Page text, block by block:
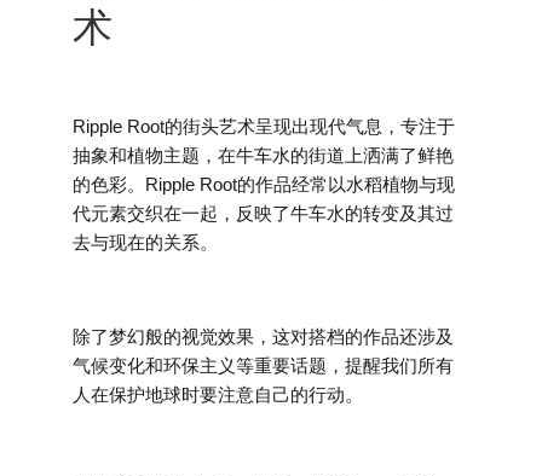
术
Ripple Root的街头艺术呈现出现代气息，专注于
抽象和植物主题，在牛车水的街道上洒满了鲜艳
的色彩。Ripple Root的作品经常以水稻植物与现
代元素交织在一起，反映了牛车水的转变及其过
去与现在的关系。
除了梦幻般的视觉效果，这对搭档的作品还涉及
气候变化和环保主义等重要话题，提醒我们所有
人在保护地球时要注意自己的行动。